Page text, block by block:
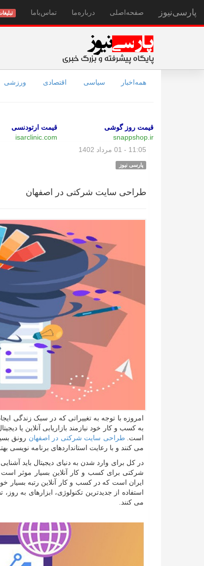
پارسی‌نیوز صفحه‌اصلی درباره‌ما تماس‌با‌ما
همه‌اخبار سیاسی اقتصادی ورزشی
قیمت روز گوشی
snappshop.ir
قیمت ارتودنسی
isarclinic.com
11:05 - 01 مرداد 1402
پارسی نیوز
طراحی سایت شرکتی در اصفهان
امروزه با توجه به تغییراتی که در سبک زندگی
به کسب و کار خود نیازمند بازاریابی آنلاین یا
است.طراحی سایت شرکتی در اصفهان رونق
می کنند و با رعایت استانداردهای برنامه
در کل برای وارد شدن به دنیای دیجیتال باید
شرکتی برای کسب و کار آنلاین بسیار موثر
ایران است که در کسب و کار آنلاین رتبه
استفاده از جدیدترین تکنولوژی، ابزارهای به
می کنند.